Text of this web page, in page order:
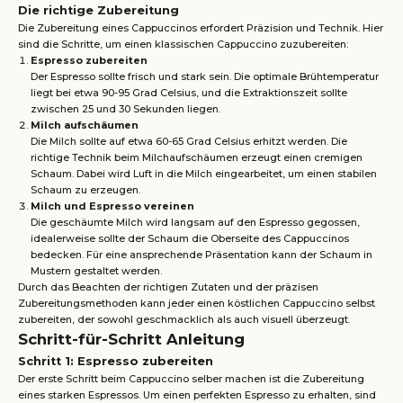
Die richtige Zubereitung
Die Zubereitung eines Cappuccinos erfordert Präzision und Technik. Hier
sind die Schritte, um einen klassischen Cappuccino zuzubereiten:
Espresso zubereiten
Der Espresso sollte frisch und stark sein. Die optimale Brühtemperatur
liegt bei etwa 90-95 Grad Celsius, und die Extraktionszeit sollte
zwischen 25 und 30 Sekunden liegen.
Milch aufschäumen
Die Milch sollte auf etwa 60-65 Grad Celsius erhitzt werden. Die
richtige Technik beim Milchaufschäumen erzeugt einen cremigen
Schaum. Dabei wird Luft in die Milch eingearbeitet, um einen stabilen
Schaum zu erzeugen.
Milch und Espresso vereinen
Die geschäumte Milch wird langsam auf den Espresso gegossen,
idealerweise sollte der Schaum die Oberseite des Cappuccinos
bedecken. Für eine ansprechende Präsentation kann der Schaum in
Mustern gestaltet werden.
Durch das Beachten der richtigen Zutaten und der präzisen
Zubereitungsmethoden kann jeder einen köstlichen Cappuccino selbst
zubereiten, der sowohl geschmacklich als auch visuell überzeugt.
Schritt-für-Schritt Anleitung
Schritt 1: Espresso zubereiten
Der erste Schritt beim Cappuccino selber machen ist die Zubereitung
eines starken Espressos. Um einen perfekten Espresso zu erhalten, sind